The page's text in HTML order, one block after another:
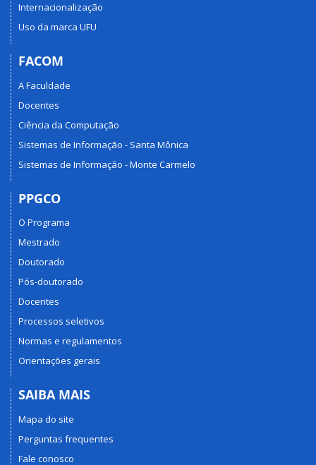
Internacionalização
Uso da marca UFU
FACOM
A Faculdade
Docentes
Ciência da Computação
Sistemas de Informação - Santa Mônica
Sistemas de Informação - Monte Carmelo
PPGCO
O Programa
Mestrado
Doutorado
Pós-doutorado
Docentes
Processos seletivos
Normas e regulamentos
Orientações gerais
SAIBA MAIS
Mapa do site
Perguntas frequentes
Fale conosco